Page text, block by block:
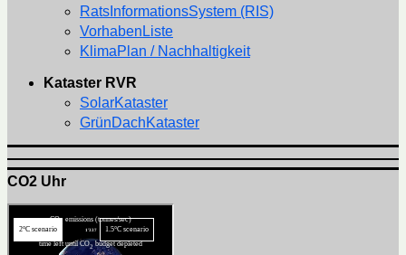
RatsInformationsSystem (RIS)
VorhabenListe
KlimaPlan / Nachhaltigkeit
Kataster RVR
SolarKataster
GrünDachKataster
CO2 Uhr